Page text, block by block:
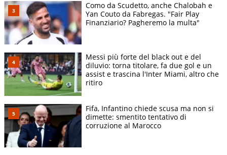
Como da Scudetto, anche Chalobah e
Yan Couto da Fabregas. "Fair Play
Finanziario? Pagheremo la multa"
Messi più forte del black out e del
diluvio: torna titolare, fa due gol e un
assist e trascina l'Inter Miami, altro che
ritiro
Fifa, Infantino chiede scusa ma non si
dimette: smentito tentativo di
corruzione al Marocco